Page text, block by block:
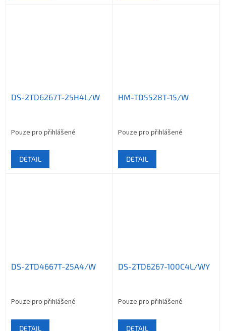
DS-2TD6267T-25H4L/W
Pouze pro přihlášené
DETAIL
HM-TD5528T-15/W
Pouze pro přihlášené
DETAIL
DS-2TD4667T-25A4/W
Pouze pro přihlášené
DETAIL
DS-2TD6267-100C4L/WY
Pouze pro přihlášené
DETAIL